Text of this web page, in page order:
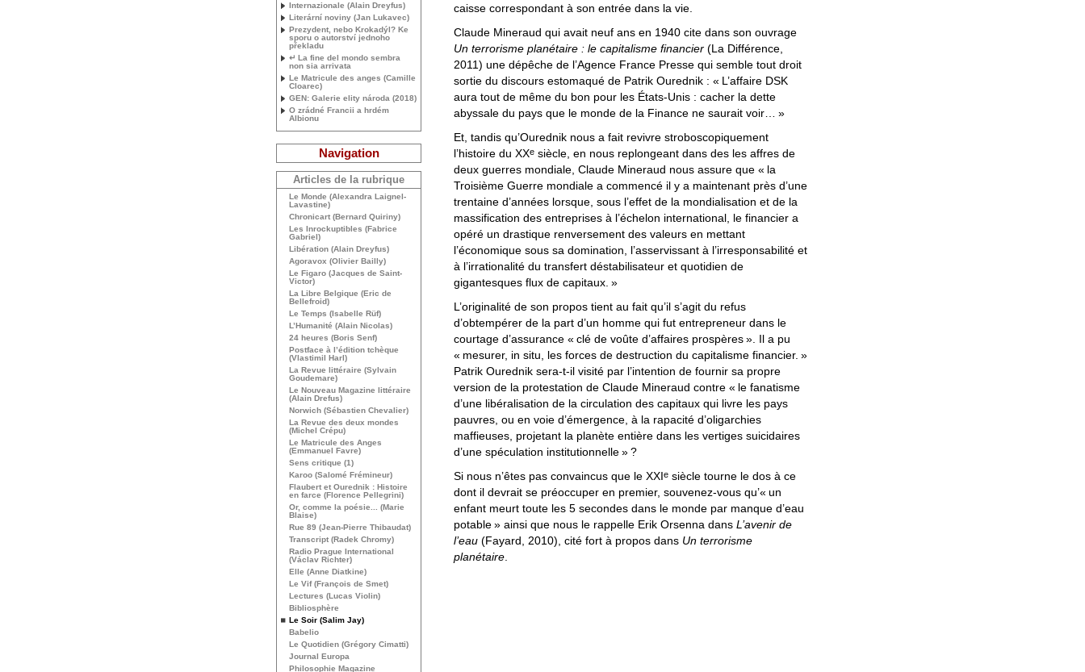
caisse correspondant à son entrée dans la vie.
Claude Mineraud qui avait neuf ans en 1940 cite dans son ouvrage
Un terrorisme planétaire : le capitalisme financier (La Différence,
2011) une dépêche de l’Agence France Presse qui semble tout droit
sortie du discours estomaqué de Patrik Ourednik : « L’affaire DSK
aura tout de même du bon pour les États-Unis : cacher la dette
abyssale du pays que le monde de la Finance ne saurait voir…
»
Et, tandis qu’Ourednik nous a fait revivre stroboscopiquement
l’histoire du XXe siècle, en nous replongeant dans des les affres de
deux guerres mondiale, Claude Mineraud nous assure que « la
Troisième Guerre mondiale a commencé il y a maintenant près d’une
trentaine d’années lorsque, sous l’effet de la mondialisation et de la
massification des entreprises à l’échelon international, le financier a
opéré un drastique renversement des valeurs en mettant
l’économique sous sa domination, l’asservissant à l’irresponsabilité et
à l’irrationalité du transfert déstabilisateur et quotidien de
gigantesques flux de capitaux. »
L’originalité de son propos tient au fait qu’il s’agit du refus
d’obtempérer de la part d’un homme qui fut entrepreneur dans le
courtage d’assurance « clé de voûte d’affaires prospères». Il a pu
« mesurer, in situ, les forces de destruction du capitalisme financier. »
Patrik Ourednik sera-t-il visité par l’intention de fournir sa propre
version de la protestation de Claude Mineraud contre « le fanatisme
d’une libéralisation de la circulation des capitaux qui livre les pays
pauvres, ou en voie d’émergence, à la rapacité d’oligarchies
maffieuses, projetant la planète entière dans les vertiges suicidaires
d’une spéculation institutionnelle»?
Si nous n’êtes pas convaincus que le XXIe siècle tourne le dos à ce
dont il devrait se préoccuper en premier, souvenez-vous qu’« un
enfant meurt toute les 5 secondes dans le monde par manque d’eau
potable» ainsi que nous le rappelle Erik Orsenna dans L’avenir de
l’eau (Fayard, 2010), cité fort à propos dans Un terrorisme
planétaire
Internazionale (Alain Dreyfus)
Literární noviny (Jan Lukavec)
Prezydent, nebo Krokadýl? Ke
sporu o autorství jednoho
překladu
↵ La fine del mondo sembra
non sia arrivata
Le Matricule des anges (Camille
Cloarec)
GEN: Galerie elity národa (2018)
O zrádné Francii a hrdém
Albionu
Navigation
Articles de la rubrique
Le Monde (Alexandra Laignel-
Lavastine)
Chronicart (Bernard Quiriny)
Les Inrockuptibles (Fabrice
Gabriel)
Libération (Alain Dreyfus)
Agoravox (Olivier Bailly)
Le Figaro (Jacques de Saint-
Victor)
La Libre Belgique (Eric de
Bellefroid)
Le Temps (Isabelle Rüf)
L’Humanité (Alain Nicolas)
24 heures (Boris Senf)
Postface à l’édition tchèque
(Vlastimil Harl)
La Revue littéraire (Sylvain
Goudemare)
Le Nouveau Magazine littéraire
(Alain Drefus)
Norwich (Sébastien Chevalier)
La Revue des deux mondes
(Michel Crépu)
Le Matricule des Anges
(Emmanuel Favre)
Sens critique (1)
Karoo (Salomé Frémineur)
Flaubert et Ourednik : Histoire
en farce (Florence Pellegrini)
Or, comme la poésie... (Marie
Blaise)
Rue 89 (Jean-Pierre Thibaudat)
Transcript (Radek Chromy)
Radio Prague International
(Václav Richter)
Elle (Anne Diatkine)
Le Vif (François de Smet)
Lectures (Lucas Violin)
Bibliosphère
Le Soir (Salim Jay)
Babelio
Le Quotidien (Grégory Cimatti)
Journal Europa
Philosophie Magazine